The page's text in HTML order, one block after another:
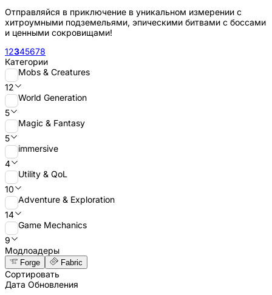
Отправляйся в приключение в уникальном измерении с
хитроумными подземельями, эпическими битвами с боссами
и ценными сокровищами!
12345678
Категории
Mobs & Creatures
12
World Generation
5
Magic & Fantasy
5
immersive
4
Utility & QoL
10
Adventure & Exploration
14
Game Mechanics
9
Модлоадеры
Forge Fabric
Сортировать
Дата Обновления